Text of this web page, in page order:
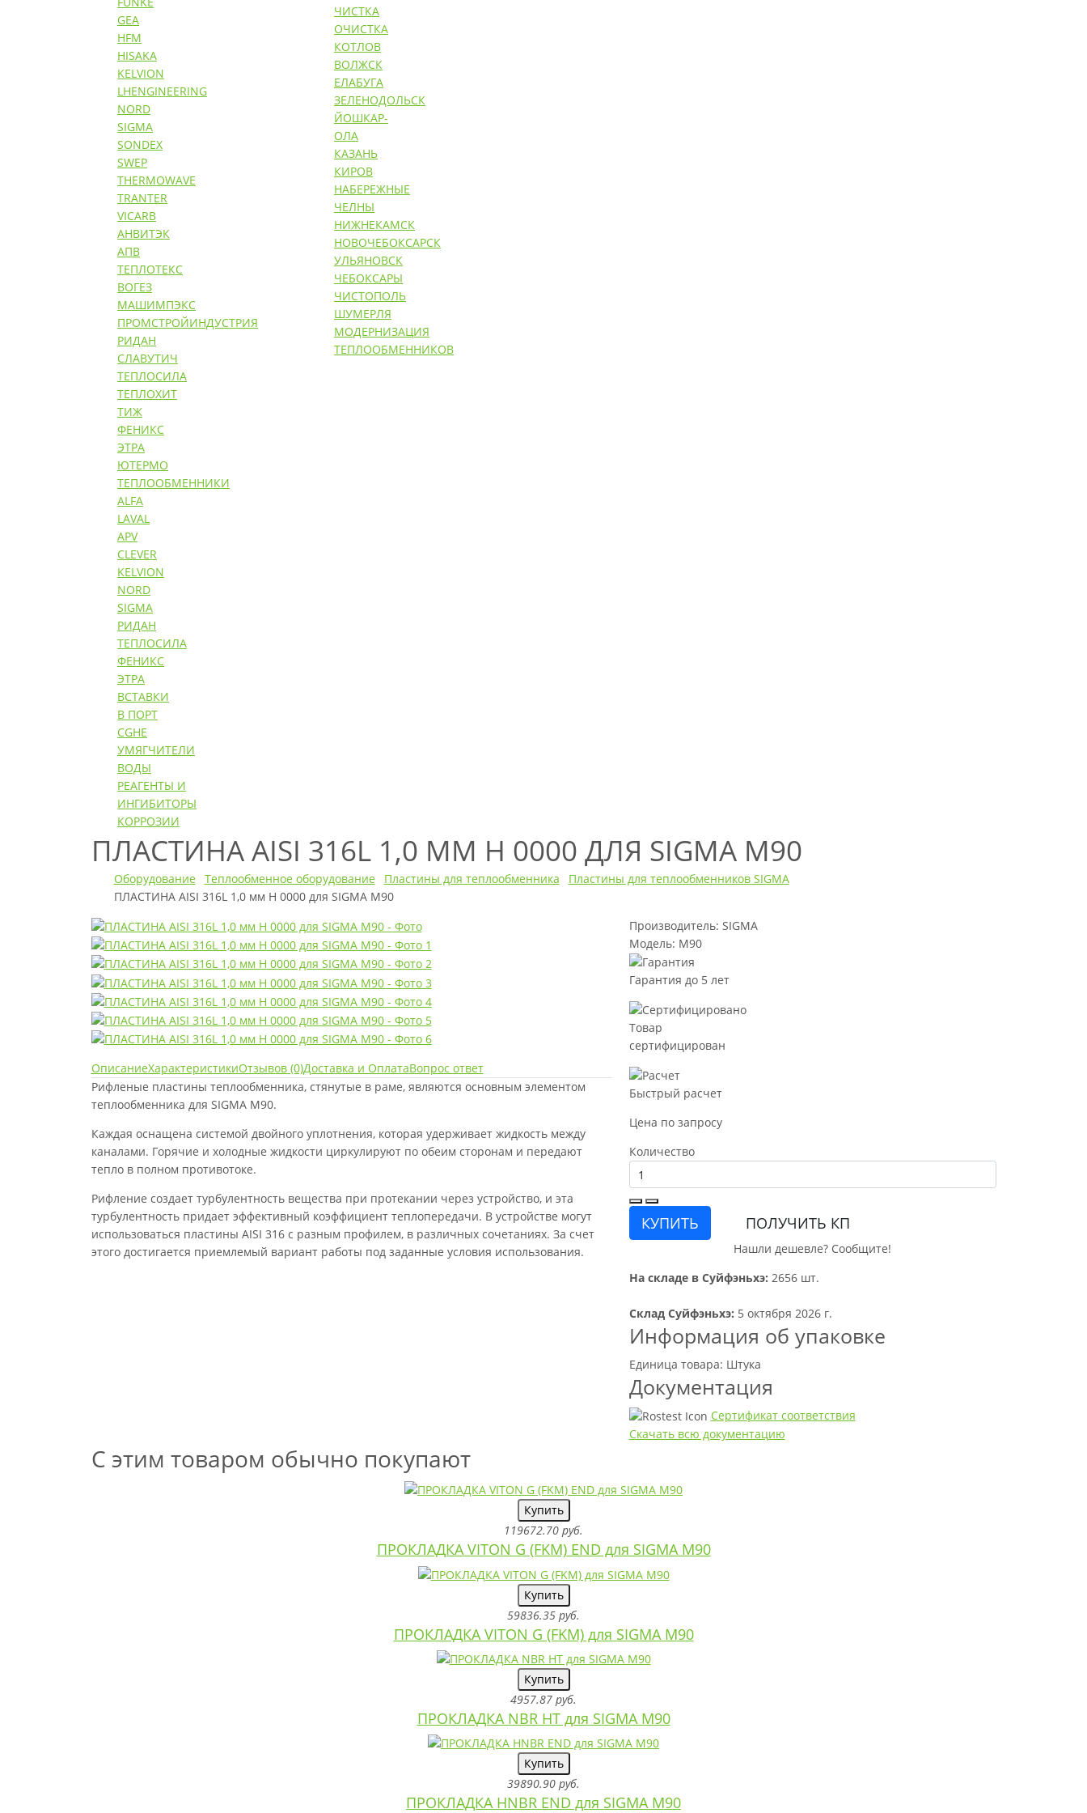
GEA
HFM
HISAKA
KELVION
LHENGINEERING
NORD
SIGMA
SONDEX
SWEP
THERMOWAVE
TRANTER
VICARB
АНВИТЭК
АПВ
ТЕПЛОТЕКС
ВОГЕЗ
МАШИМПЭКС
ПРОМСТРОЙИНДУСТРИЯ
РИДАН
СЛАВУТИЧ
ТЕПЛОСИЛА
ТЕПЛОХИТ
ТИЖ
ФЕНИКС
ЭТРА
ЮТЕРМО
ТЕПЛООБМЕННИКИ
ALFA
LAVAL
APV
CLEVER
KELVION
NORD
SIGMA
РИДАН
ТЕПЛОСИЛА
ФЕНИКС
ЭТРА
ВСТАВКИ
В ПОРТ
CGHE
УМЯГЧИТЕЛИ
ВОДЫ
РЕАГЕНТЫ И
ИНГИБИТОРЫ
КОРРОЗИИ
ЧИСТКА
ОЧИСТКА
КОТЛОВ
ВОЛЖСК
ЕЛАБУГА
ЗЕЛЕНОДОЛЬСК
ЙОШКАР-
ОЛА
КАЗАНЬ
КИРОВ
НАБЕРЕЖНЫЕ
ЧЕЛНЫ
НИЖНЕКАМСК
НОВОЧЕБОКСАРСК
УЛЬЯНОВСК
ЧЕБОКСАРЫ
ЧИСТОПОЛЬ
ШУМЕРЛЯ
МОДЕРНИЗАЦИЯ
ТЕПЛООБМЕННИКОВ
ПЛАСТИНА AISI 316L 1,0 ММ H 0000 ДЛЯ SIGMA M90
Оборудование Теплообменное оборудование Пластины для теплообменника
Пластины для теплообменников SIGMA
ПЛАСТИНА AISI 316L 1,0 мм H 0000 для SIGMA M90
ОписаниеХарактеристикиОтзывов (0)Доставка и ОплатаВопрос ответ
Рифленые пластины теплообменника, стянутые в раме, являются основным элементом
теплообменника для SIGMA M90.
Каждая оснащена системой двойного уплотнения, которая удерживает жидкость между
каналами. Горячие и холодные жидкости циркулируют по обеим сторонам и передают
тепло в полном противотоке.
Рифление создает турбулентность вещества при протекании через устройство, и эта
турбулентность придает эффективный коэффициент теплопередачи. В устройстве могут
использоваться пластины AISI 316 с разным профилем, в различных сочетаниях. За счет
этого достигается приемлемый вариант работы под заданные условия использования.
Производитель: SIGMA
Модель: M90
Гарантия до 5 лет
Товар
сертифицирован
Быстрый расчет
Цена по запросу
Количество
КУПИТЬ ПОЛУЧИТЬ КП
Нашли дешевле? Сообщите!
На складе в Суйфэньхэ: 2656 шт.
Склад Суйфэньхэ: 5 октября 2026 г.
Информация об упаковке
Единица товара: Штука
Документация
Сертификат соответствия
Скачать всю документацию
С этим товаром обычно покупают
Купить
119672.70 руб.
ПРОКЛАДКА VITON G (FKM) END для SIGMA M90
Купить
59836.35 руб.
ПРОКЛАДКА VITON G (FKM) для SIGMA M90
Купить
4957.87 руб.
ПРОКЛАДКА NBR HT для SIGMA M90
Купить
39890.90 руб.
ПРОКЛАДКА HNBR END для SIGMA M90